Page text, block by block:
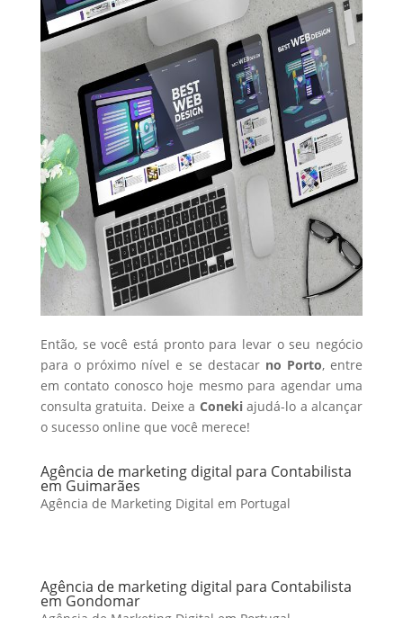
Então, se você está pronto para levar o seu negócio
para o próximo nível e se destacar no Porto, entre
em contato conosco hoje mesmo para agendar uma
consulta gratuita. Deixe a Conekiajudá-lo a alcançar
o sucesso online que você merece!
Agência de marketing digital para Contabilista
em Guimarães
Agência de Marketing Digital em Portugal
Agência de marketing digital para Contabilista
em Gondomar